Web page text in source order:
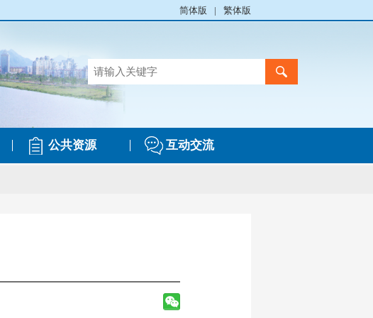
简体版 | 繁体版
公共资源 互动交流